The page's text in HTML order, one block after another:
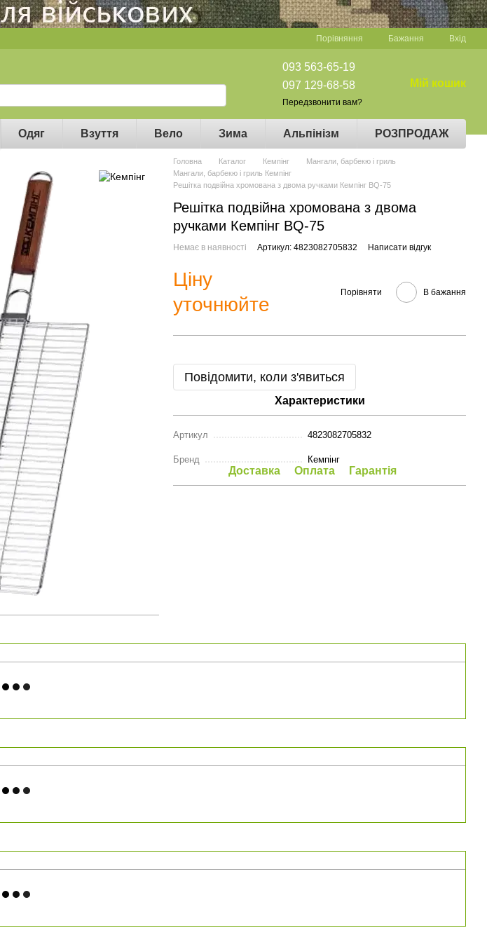
Порівняння Бажання Вхід
093 563-65-19
097 129-68-58
Передзвонити вам?
Мій кошик
Одяг Взуття Вело Зима Альпінізм РОЗПРОДАЖ
Головна Каталог Кемпінг
Мангали, барбекю і гриль
Мангали, барбекю і гриль Кемпінг
Решітка подвійна хромована з двома ручками Кемпінг BQ-75
Решітка подвійна хромована з двома
ручками Кемпінг BQ-75
Немає в наявності Артикул: 4823082705832 Написати відгук
Ціну
уточнюйте
Порівняти В бажання
Повідомити, коли з'явиться
Характеристики
Артикул 4823082705832
Бренд Кемпінг
Доставка Оплата Гарантія